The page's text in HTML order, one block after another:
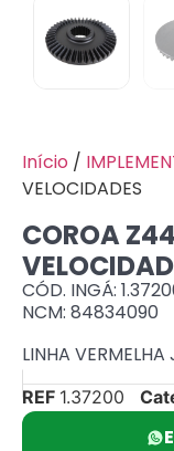
Início /
VELOCIDADES
COROA
CÓD. INGÁ:
NCM: 84834090
LINHA
REF 1.37200